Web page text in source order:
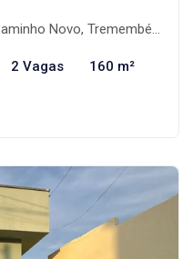
Novo, Tremembé-SP
2 Vagas 160 m²